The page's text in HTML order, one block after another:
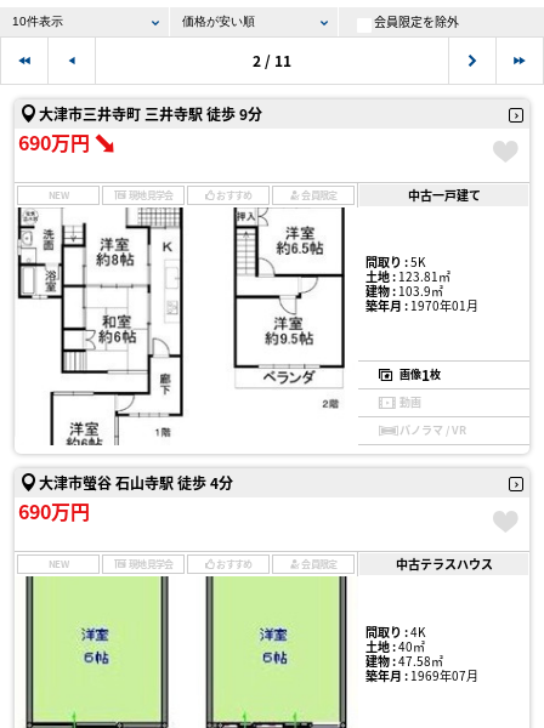
会員限定を除外
2 / 11
大津市三井寺町 三井寺駅 徒歩 9分
690万円
NEW 現地見学会 おすすめ 会員限定 中古一戸建て
間取り :5K
土地 :123.81㎡
建物 :103.9㎡
築年月 :1970年01月
画像1枚
動画
パノラマ / VR
大津市螢谷 石山寺駅 徒歩 4分
690万円
NEW 現地見学会 おすすめ 会員限定 中古テラスハウス
間取り :4K
土地 :40㎡
建物 :47.58㎡
築年月 :1969年07月